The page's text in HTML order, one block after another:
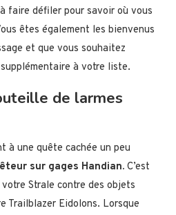
faire défiler pour savoir où vous
êtes également les bienvenus
et que vous souhaitez
à votre liste.
de larmes
à une quête cachée un peu
sur gages Handian. C’est
Strale contre des objets
Trailblazer Eidolons. Lorsque